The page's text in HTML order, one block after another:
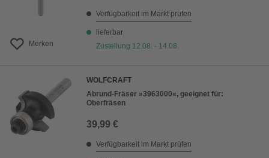
Merken
Verfügbarkeit im Markt prüfen
lieferbar
Zustellung 12.08. - 14.08.
WOLFCRAFT
Abrund-Fräser »3963000«, geeignet für:
Oberfräsen
39,99 €
Verfügbarkeit im Markt prüfen